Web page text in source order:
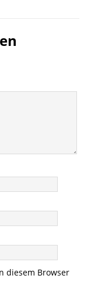
diesem Browser